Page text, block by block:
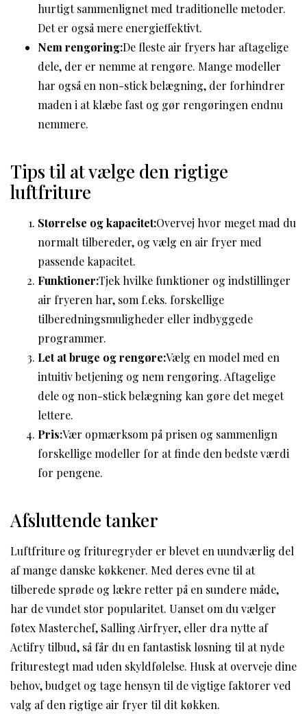
hurtigt sammenlignet med traditionelle metoder.
Det er også mere energieffektivt.
Nem rengøring:De fleste air fryers har aftagelige
dele, der er nemme at rengøre. Mange modeller
har også en non-stick belægning, der forhindrer
maden i at klæbe fast og gør rengøringen endnu
nemmere.
Tips til at vælge den rigtige
luftfriture
Størrelse og kapacitet:Overvej hvor meget mad du
normalt tilbereder, og vælg en air fryer med
passende kapacitet.
Funktioner:Tjek hvilke funktioner og indstillinger
air fryeren har, som f.eks. forskellige
tilberedningsmuligheder eller indbyggede
programmer.
Let at bruge og rengøre:Vælg en model med en
intuitiv betjening og nem rengøring. Aftagelige
dele og non-stick belægning kan gøre det meget
lettere.
Pris:Vær opmærksom på prisen og sammenlign
forskellige modeller for at finde den bedste værdi
for pengene.
Afsluttende tanker
Luftfriture og frituregryder er blevet en uundværlig del
af mange danske køkkener. Med deres evne til at
tilberede sprøde og lækre retter på en sundere måde,
har de vundet stor popularitet. Uanset om du vælger
føtex Masterchef, Salling Airfryer, eller dra nytte af
Actifry tilbud, så får du en fantastisk løsning til at nyde
friturestegt mad uden skyldfølelse. Husk at overveje dine
behov, budget og tage hensyn til de vigtige faktorer ved
valg af den rigtige air fryer til dit køkken.